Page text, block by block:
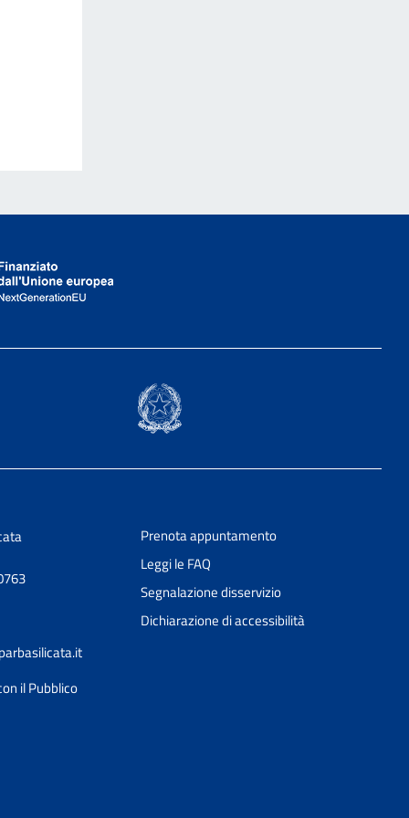
il Pubblico
Prenota appuntamento
Leggi le FAQ
Segnalazione disservizio
Dichiarazione di accessibilità